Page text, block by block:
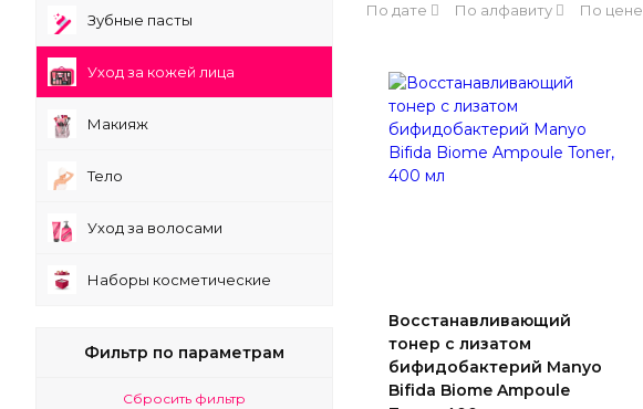
Зубные пасты
Уход за кожей лица
Макияж
Тело
Уход за волосами
Наборы косметические
Фильтр по параметрам
Сбросить фильтр
По дате По алфавиту По цене
Восстанавливающий
тонер с лизатом
бифидобактерий Manyo
Bifida Biome Ampoule